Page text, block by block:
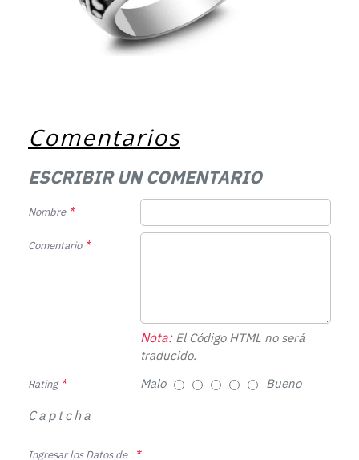
Comentarios
ESCRIBIR UN COMENTARIO
Nombre
Comentario
Nota:El Código HTML no será
traducido.
Rating Malo Bueno
Captcha
Ingresar los Datos de